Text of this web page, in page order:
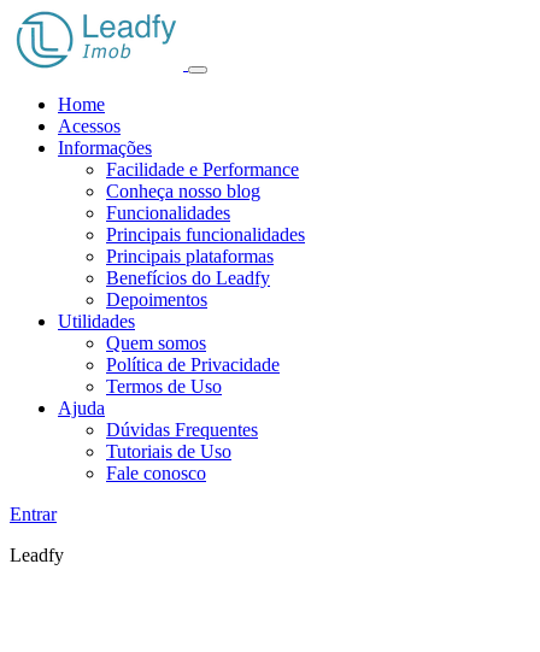
Home
Acessos
Informações
Facilidade e Performance
Conheça nosso blog
Funcionalidades
Principais funcionalidades
Principais plataformas
Benefícios do Leadfy
Depoimentos
Utilidades
Quem somos
Política de Privacidade
Termos de Uso
Ajuda
Dúvidas Frequentes
Tutoriais de Uso
Fale conosco
Entrar
Leadfy